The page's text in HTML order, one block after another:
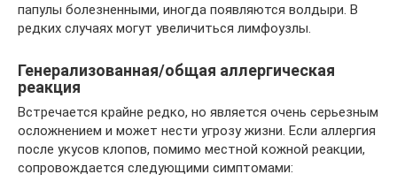
папулы болезненными, иногда появляются волдыри. В
редких случаях могут увеличиться лимфоузлы.
Генерализованная/общая аллергическая
реакция
Встречается крайне редко, но является очень серьезным
осложнением и может нести угрозу жизни. Если аллергия
после укусов клопов, помимо местной кожной реакции,
сопровождается следующими симптомами: